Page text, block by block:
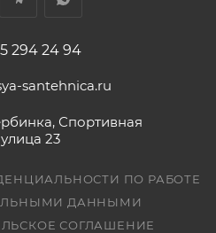
294 24 94
santehnica.ru
Спортивная
улица 23
ПО РАБОТЕ
ДАННЫМИ
СОГЛАШЕНИЕ